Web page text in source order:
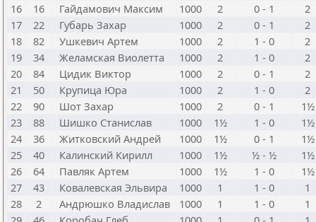
16
16 Гайдамович Максим 1000 2 0 - 1
2
17
22 Губарь Захар 1000 2 0 - 1
2
18
82 Ушкевич Артем 1000 2 1 - 0
2
19
34 Желамская Виолетта 1000 2 1 - 0
2
20
84 Цидик Виктор 1000 2 0 - 1
2
21
50 Крупица Юра 1000 2 1 - 0
2
22
90 Шот Захар 1000 2 0 - 1
1½
23
88 Шишко Станислав 1000 1½ 1 - 0
1½
24
36 Житковский Андрей 1000 1½ 0 - 1
1½
25
40 Калинский Кирилл 1000 1½ ½ - ½
1½
26
64 Павляк Артем 1000 1½ 1 - 0
1½
27
43 Ковалевская Эльвира 1000 1 1 - 0
1
28
2 Андрюшко Владислав 1000 1 1 - 0
1